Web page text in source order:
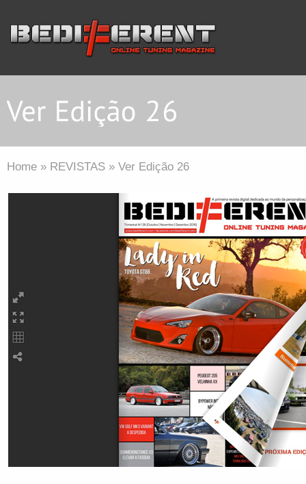
Home » REVISTAS » Ver Edição 26